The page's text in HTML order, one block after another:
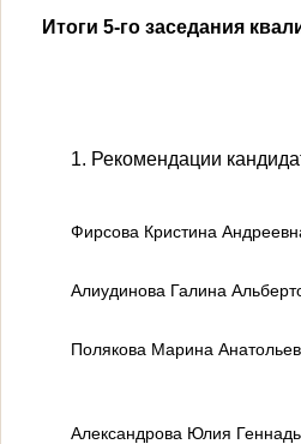
Итоги 5-го заседания
1. Рекомендации
Фирсова Кристина
Алиудинова Галина
Полякова Марина
Александрова Юлия